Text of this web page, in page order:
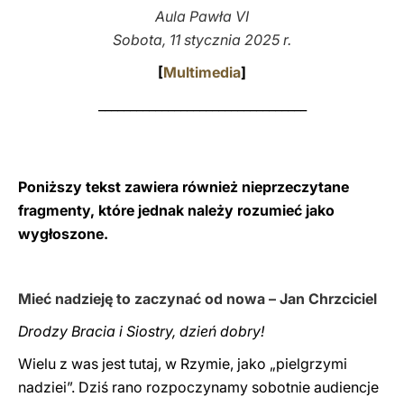
Aula Pawła VI
Sobota, 11 stycznia 2025 r.
[Multimedia]
Poniższy tekst zawiera również nieprzeczytane
fragmenty, które jednak należy rozumieć jako
wygłoszone.
Mieć nadzieję to zaczynać od nowa – Jan Chrzciciel
Drodzy Bracia i Siostry, dzień dobry!
Wielu z was jest tutaj, w Rzymie, jako „pielgrzymi
nadziei”. Dziś rano rozpoczynamy sobotnie audiencje